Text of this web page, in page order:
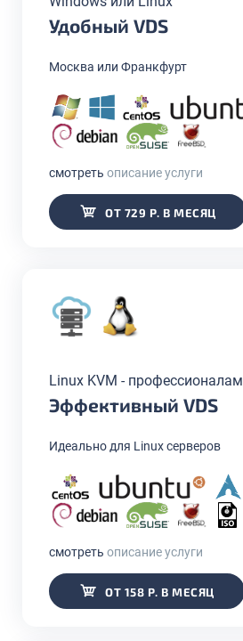
Удобный VDS
Москва или Франкфурт
смотреть описание услуги
ОТ 729 Р. В МЕСЯЦ
Linux KVM - профессионалам
Эффективный VDS
Идеально для Linux серверов
смотреть описание услуги
ОТ 158 Р. В МЕСЯЦ